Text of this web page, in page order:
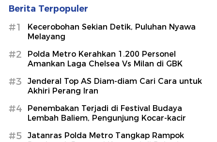
Berita Terpopuler
#1
Kecerobohan Sekian Detik, Puluhan Nyawa
Melayang
#2
Polda Metro Kerahkan 1.200 Personel
Amankan Laga Chelsea Vs Milan di GBK
#3
Jenderal Top AS Diam-diam Cari Cara untuk
Akhiri Perang Iran
#4
Penembakan Terjadi di Festival Budaya
Lembah Baliem, Pengunjung Kocar-kacir
#5
Jatanras Polda Metro Tangkap Rampok